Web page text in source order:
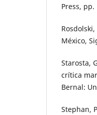
Press, pp.
México,
Starosta,
crítica
Bernal:
Stephan,